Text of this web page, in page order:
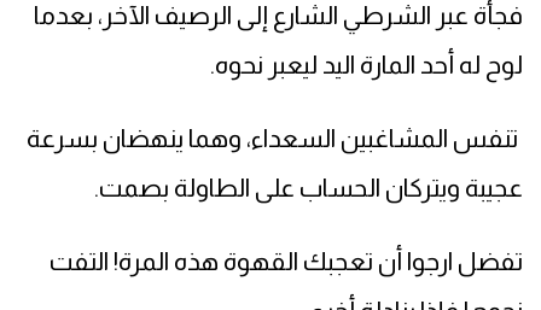
فجأة عبر الشرطي الشارع إلى الرصيف الآخر، بعدما
لوح له أحد المارة اليد ليعبر نحوه.
تنفس المشاغبين السعداء، وهما ينهضان بسرعة
عجيبة ويتركان الحساب على الطاولة بصمت.
تفضل ارجوا أن تعجبك القهوة هذه المرة! التفت